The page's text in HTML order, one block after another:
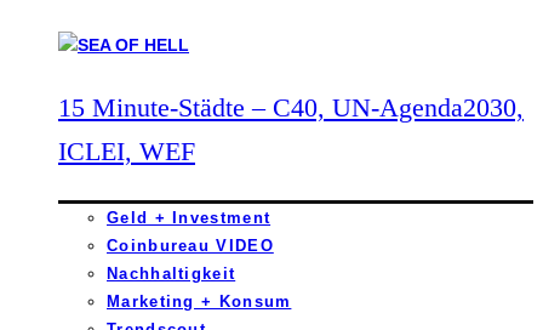
15 Minute-Städte – C40, UN-Agenda2030,
ICLEI, WEF
Geld + Investment
Coinbureau VIDEO
Nachhaltigkeit
Marketing + Konsum